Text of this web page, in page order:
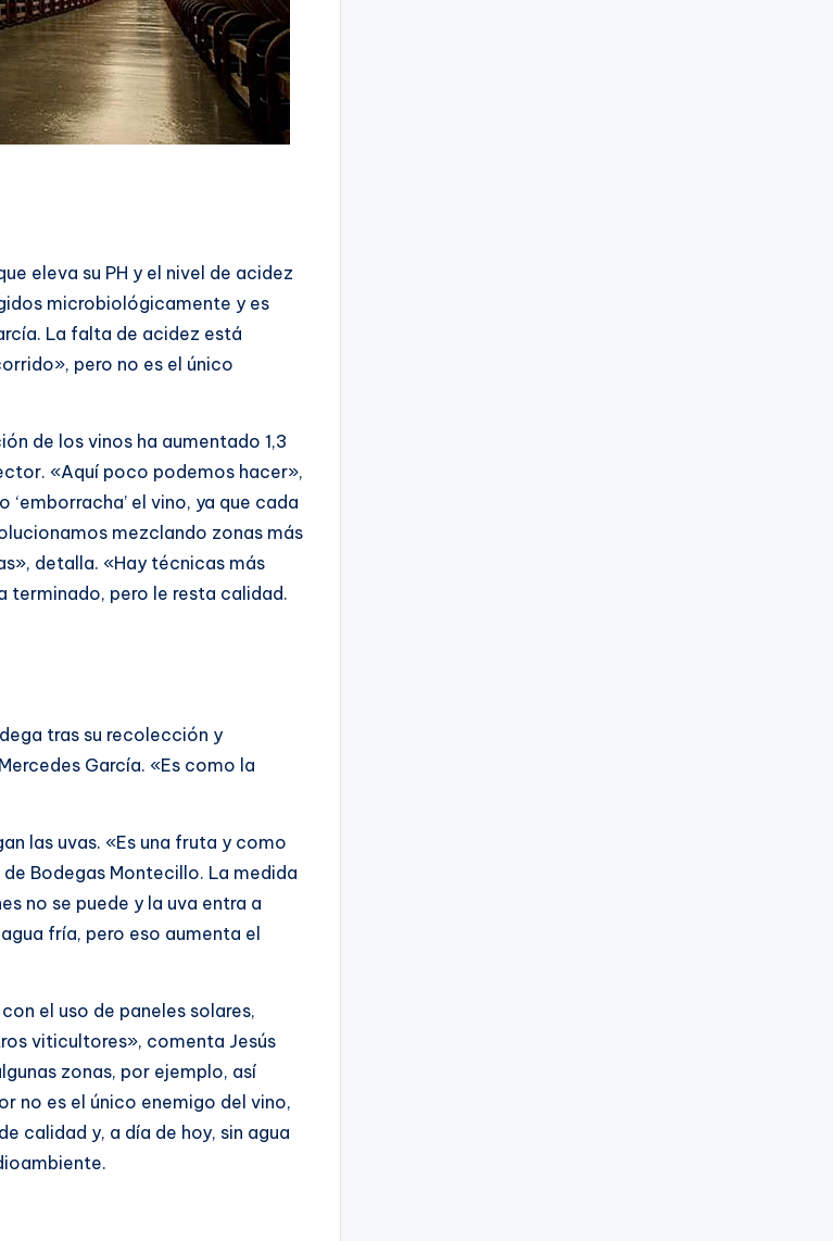
eleva su PH y el nivel de acidez
microbiológicamente y es
La falta de acidez está
pero no es el único
de los vinos ha aumentado 1,3
«Aquí poco podemos hacer»,
el vino, ya que cada
mezclando zonas más
detalla. «Hay técnicas más
terminado, pero le resta calidad.
tras su recolección y
García. «Es como la
las uvas. «Es una fruta y como
Bodegas Montecillo. La medida
no se puede y la uva entra a
fría, pero eso aumenta el
el uso de paneles solares,
viticultores», comenta Jesús
zonas, por ejemplo, así
no es el único enemigo del vino,
calidad y, a día de hoy, sin agua